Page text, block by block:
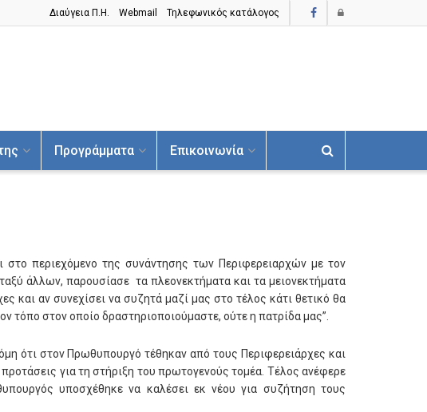
Διαύγεια Π.H. Webmail Τηλεφωνικός κατάλογος
Προγράμματα Επικοινωνία
περιεχόμενο της συνάντησης των Περιφερειαρχών με τον
άλλων, παρουσίασε τα πλεονεκτήματα και τα μειονεκτήματα
και αν συνεχίσει να συζητά μαζί μας στο τέλος κάτι θετικό θα
τόπο στον οποίο δραστηριοποιούμαστε, ούτε η πατρίδα μας”.
ότι στον Πρωθυπουργό τέθηκαν από τους Περιφερειάρχες και
για τη στήριξη του πρωτογενούς τομέα. Τέλος ανέφερε
υποσχέθηκε να καλέσει εκ νέου για συζήτηση τους